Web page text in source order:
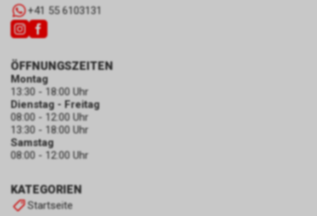
+41 55 6103131
KATEGORIEN
Startseite
ÖFFNUNGSZEITEN
Montag
13:30 - 18:00 Uhr
Dienstag - Freitag
08:00 - 12:00 Uhr
13:30 - 18:00 Uhr
Samstag
08:00 - 12:00 Uhr